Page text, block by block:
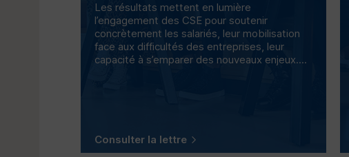
Les résultats mettent en lumière
l’engagement des CSE pour soutenir
concrètement les salariés, leur mobilisation
face aux difficultés des entreprises, leur
capacité à s’emparer des nouveaux enjeux....
Consulter la lettre